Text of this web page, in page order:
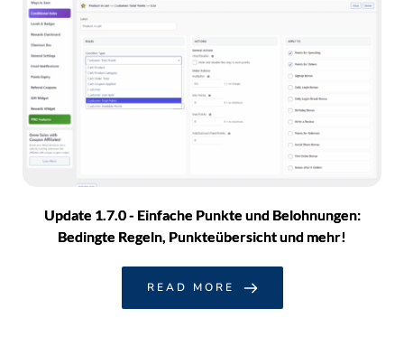
Update 1.7.0 - Einfache Punkte und Belohnungen:
Bedingte Regeln, Punkteübersicht und mehr!
READ MORE